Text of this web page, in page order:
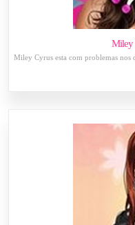
Miley
Miley Cyrus esta com problemas nos